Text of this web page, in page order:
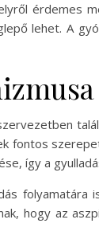
érdemes
lehet. A
fontos
így a
folyamatára
hogy az